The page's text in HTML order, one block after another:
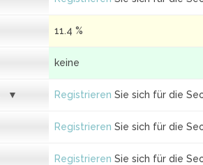
11.4 %
keine
Registrieren Sie sich für die
Registrieren Sie sich für die
Registrieren Sie sich für die